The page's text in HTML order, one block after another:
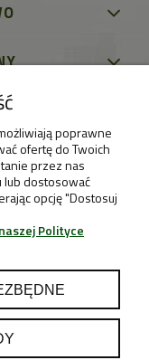
poprawne
ofertę do Twoich
przez nas
lub dostosować
opcję "Dostosuj
Polityce